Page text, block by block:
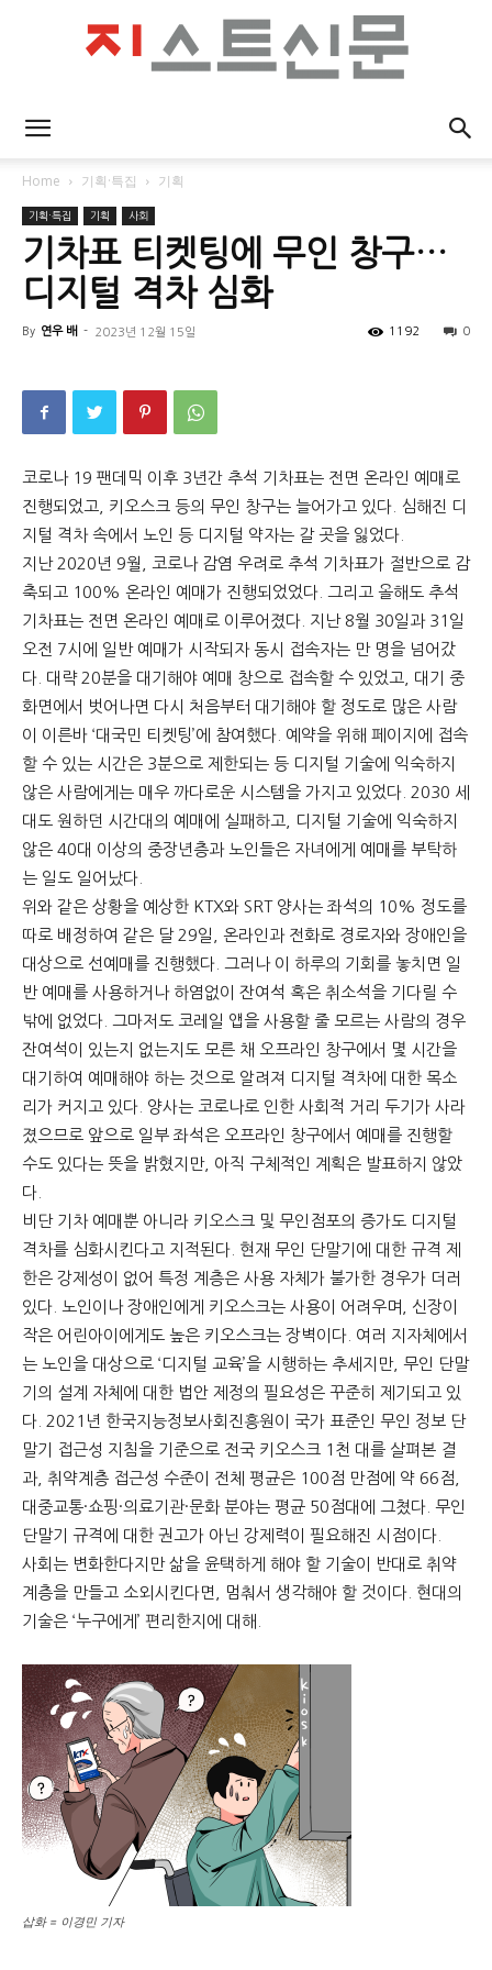
스
문
Home 기획·특집 기획
기획·특집 기획 사회
기차표 티켓팅에 무인 창구…
디지털 격차 심화
By 연우 배 - 2023년 12월 15일 0
1192
코로나 19 팬데믹 이후 3년간 추석 기차표는 전면 온라인 예매로
진행되었고, 키오스크 등의 무인 창구는 늘어가고 있다. 심해진 디
지털 격차 속에서 노인 등 디지털 약자는 갈 곳을 잃었다.
지난 2020년 9월, 코로나 감염 우려로 추석 기차표가 절반으로 감
축되고 100% 온라인 예매가 진행되었었다. 그리고 올해도 추석
기차표는 전면 온라인 예매로 이루어졌다. 지난 8월 30일과 31일
오전 7시에 일반 예매가 시작되자 동시 접속자는 만 명을 넘어갔
다. 대략 20분을 대기해야 예매 창으로 접속할 수 있었고, 대기 중
화면에서 벗어나면 다시 처음부터 대기해야 할 정도로 많은 사람
이 이른바 ‘대국민 티켓팅’에 참여했다. 예약을 위해 페이지에 접속
할 수 있는 시간은 3분으로 제한되는 등 디지털 기술에 익숙하지
않은 사람에게는 매우 까다로운 시스템을 가지고 있었다. 2030 세
대도 원하던 시간대의 예매에 실패하고, 디지털 기술에 익숙하지
않은 40대 이상의 중장년층과 노인들은 자녀에게 예매를 부탁하
는 일도 일어났다.
위와 같은 상황을 예상한 KTX와 SRT 양사는 좌석의 10% 정도를
따로 배정하여 같은 달 29일, 온라인과 전화로 경로자와 장애인을
대상으로 선예매를 진행했다. 그러나 이 하루의 기회를 놓치면 일
반 예매를 사용하거나 하염없이 잔여석 혹은 취소석을 기다릴 수
밖에 없었다. 그마저도 코레일 앱을 사용할 줄 모르는 사람의 경우
잔여석이 있는지 없는지도 모른 채 오프라인 창구에서 몇 시간을
대기하여 예매해야 하는 것으로 알려져 디지털 격차에 대한 목소
리가 커지고 있다. 양사는 코로나로 인한 사회적 거리 두기가 사라
졌으므로 앞으로 일부 좌석은 오프라인 창구에서 예매를 진행할
수도 있다는 뜻을 밝혔지만, 아직 구체적인 계획은 발표하지 않았
다.
비단 기차 예매뿐 아니라 키오스크 및 무인점포의 증가도 디지털
격차를 심화시킨다고 지적된다. 현재 무인 단말기에 대한 규격 제
한은 강제성이 없어 특정 계층은 사용 자체가 불가한 경우가 더러
있다. 노인이나 장애인에게 키오스크는 사용이 어려우며, 신장이
작은 어린아이에게도 높은 키오스크는 장벽이다. 여러 지자체에서
는 노인을 대상으로 ‘디지털 교육’을 시행하는 추세지만, 무인 단말
기의 설계 자체에 대한 법안 제정의 필요성은 꾸준히 제기되고 있
다. 2021년 한국지능정보사회진흥원이 국가 표준인 무인 정보 단
말기 접근성 지침을 기준으로 전국 키오스크 1천 대를 살펴본 결
과, 취약계층 접근성 수준이 전체 평균은 100점 만점에 약 66점,
대중교통·쇼핑·의료기관·문화 분야는 평균 50점대에 그쳤다. 무인
단말기 규격에 대한 권고가 아닌 강제력이 필요해진 시점이다.
사회는 변화한다지만 삶을 윤택하게 해야 할 기술이 반대로 취약
계층을 만들고 소외시킨다면, 멈춰서 생각해야 할 것이다. 현대의
기술은 ‘누구에게’ 편리한지에 대해.
삽화 = 이경민 기자